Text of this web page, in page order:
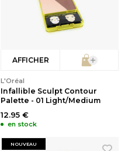
AFFICHER
L'Oréal
Infallible Sculpt Contour
Palette - 01 Light/Medium
12.95 €
en stock
NOUVEAU